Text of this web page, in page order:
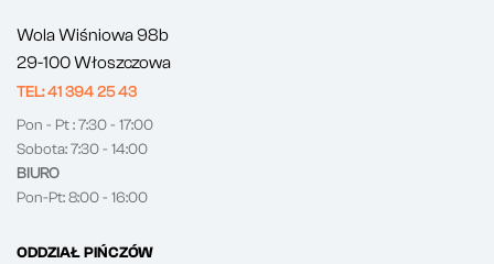
Wola Wiśniowa 98b
29-100 Włoszczowa
TEL: 41 394 25 43
Pon - Pt : 7:30 - 17:00
Sobota: 7:30 - 14:00
BIURO
Pon-Pt: 8:00 - 16:00
ODDZIAŁ PIŃCZÓW